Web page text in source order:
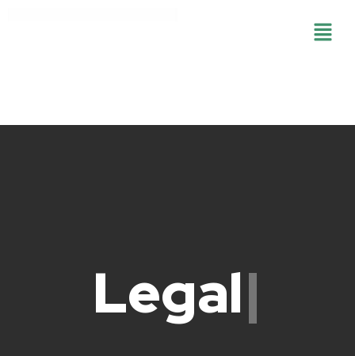
LEGAL|